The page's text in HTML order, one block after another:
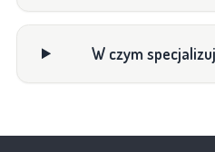
W czym